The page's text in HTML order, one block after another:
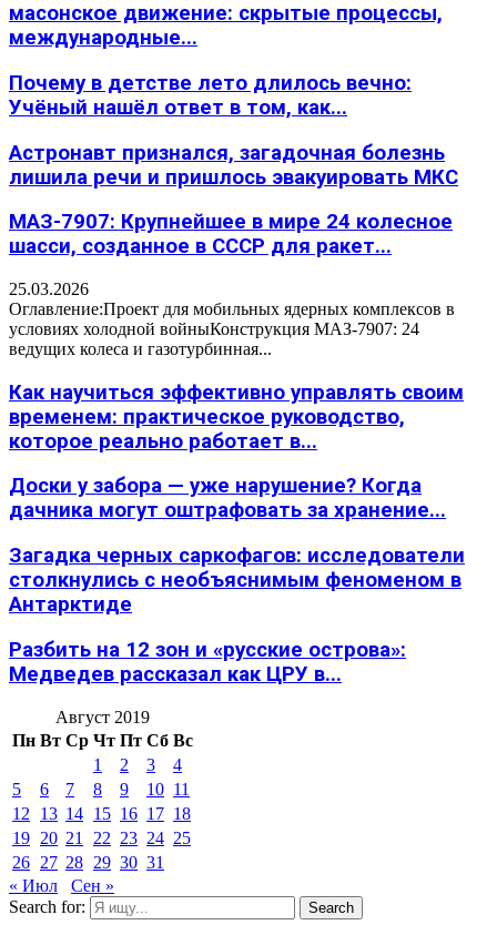
масонское движение: скрытые процессы,
международные...
Почему в детстве лето длилось вечно:
Учёный нашёл ответ в том, как...
Астронавт признался, загадочная болезнь
лишила речи и пришлось эвакуировать МКС
МАЗ-7907: Крупнейшее в мире 24 колесное
шасси, созданное в СССР для ракет...
25.03.2026
Оглавление:Проект для мобильных ядерных комплексов в
условиях холодной войныКонструкция МАЗ-7907: 24
ведущих колеса и газотурбинная...
Как научиться эффективно управлять своим
временем: практическое руководство,
которое реально работает в...
Доски у забора — уже нарушение? Когда
дачника могут оштрафовать за хранение...
Загадка черных саркофагов: исследователи
столкнулись с необъяснимым феноменом в
Антарктиде
Разбить на 12 зон и «русские острова»:
Медведев рассказал как ЦРУ в...
Август 2019
Пн Вт Ср Чт Пт Сб Вс
1
2 3
4
5
6 7 8 9 10 11
12
13 14 15 16 17 18
19 20 21 22 23 24 25
26 27 28 29 30 31
« Июл
Сен »
Search for:
Search